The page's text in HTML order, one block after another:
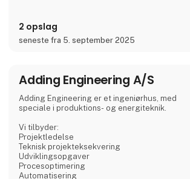
2 opslag
seneste fra 5. september 2025
Adding Engineering A/S
Adding Engineering er et ingeniørhus, med
speciale i produktions- og energiteknik.
Vi tilbyder:
Projektledelse
Teknisk projekteksekvering
Udviklingsopgaver
Procesoptimering
Automatisering